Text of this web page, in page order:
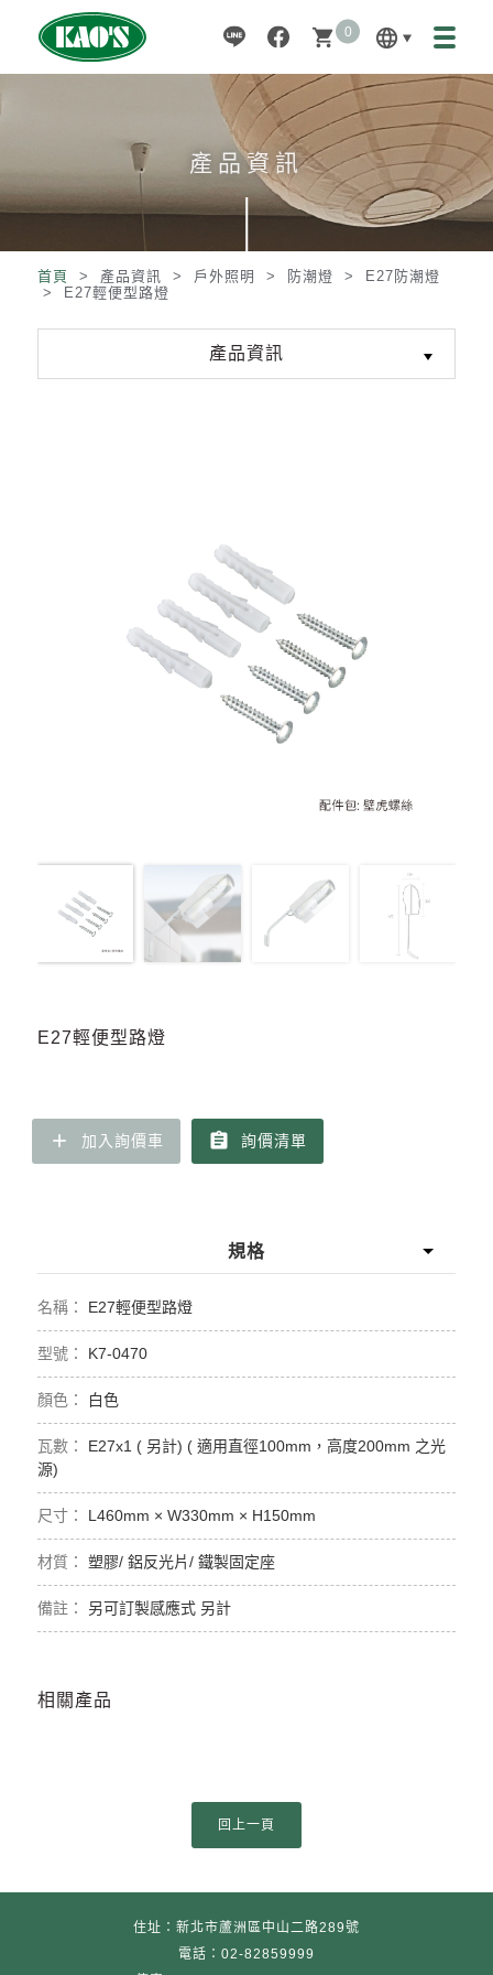
language
shopping_cart 0
產品資訊
首頁 > 產品資訊 > 戶外照明 > 防潮燈 >
E27防潮燈
>
E27輕便型路燈
產品資訊
E27輕便型路燈
add 加入詢價車 assignment 詢價清單
規格
E27輕便型路燈
K7-0470
白色
E27x1 ( 另計) ( 適用直徑100mm，高度200mm 之光
源)
L460mm × W330mm × H150mm
塑膠/ 鋁反光片/ 鐵製固定座
另可訂製感應式 另計
相關產品
住址：新北市蘆洲區中山二路289號
電話：02-82859999